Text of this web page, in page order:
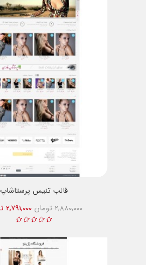
قالب تنیس پرستاشاپ
2,791,000 تومان
2,880,000 تومان